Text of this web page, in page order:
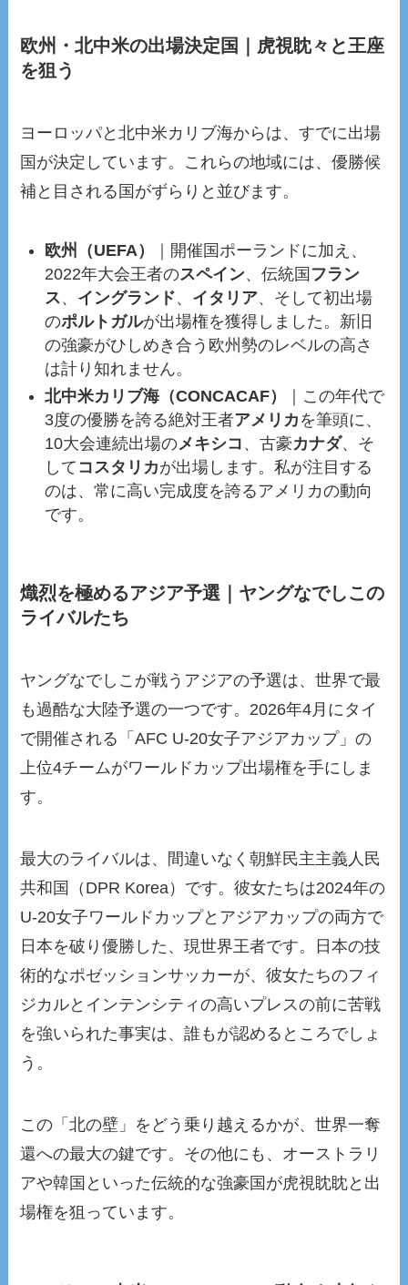
欧州・北中米の出場決定国｜虎視眈々と王座
を狙う
ヨーロッパと北中米カリブ海からは、すでに出場
国が決定しています。これらの地域には、優勝候
補と目される国がずらりと並びます。
欧州（UEFA）
｜開催国ポーランドに加え、
2022年大会王者のスペイン、伝統国 フラン
ス、 イングランド、 イタリア、そして初出場
のポルトガルが出場権を獲得しました。新旧
の強豪がひしめき合う欧州勢のレベルの高さ
は計り知れません。
北中米カリブ海（CONCACAF）
｜この年代で
3度の優勝を誇る絶対王者アメリカ を筆頭に、
10大会連続出場のメキシコ 、古豪カナダ、そ
して コスタリカが出場します。私が注目する
のは、常に高い完成度を誇るアメリカの動向
です。
熾烈を極めるアジア予選｜ヤングなでしこの
ライバルたち
ヤングなでしこが戦うアジアの予選は、世界で最
も過酷な大陸予選の一つです。2026年4月にタイ
で開催される「AFC U-20女子アジアカップ」の
上位4チームがワールドカップ出場権を手にしま
す。
最大のライバルは、間違いなく朝鮮民主主義人民
共和国（DPR Korea）です。彼女たちは2024年の
U-20女子ワールドカップとアジアカップの両方で
日本を破り優勝した、現世界王者です。日本の技
術的なポゼッションサッカーが、彼女たちのフィ
ジカルとインテンシティの高いプレスの前に苦戦
を強いられた事実は、誰もが認めるところでしょ
う。
この「北の壁」をどう乗り越えるかが、世界一奪
還への最大の鍵です。その他にも、オーストラリ
アや韓国といった伝統的な強豪国が虎視眈眈と出
場権を狙っています。